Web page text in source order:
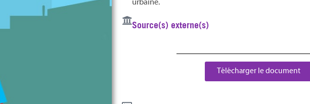
urbaine.
Source(s) externe(s)
Télécharger le document